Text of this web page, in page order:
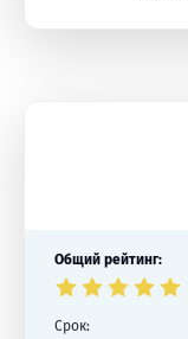
Общий рейтинг:
Срок: